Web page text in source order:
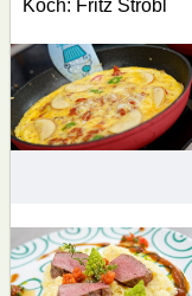
Koch: Fritz Strobl